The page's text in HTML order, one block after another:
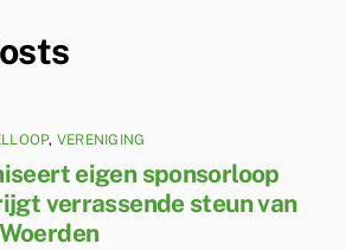
, VERENIGING
eigen sponsorloop
verrassende steun van